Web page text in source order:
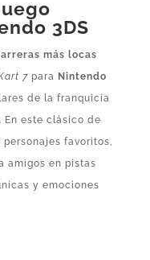
3DS
más locas
7para Nintendo
de la franquicia
En este clásico de
favoritos,
amigos en pistas
y emociones